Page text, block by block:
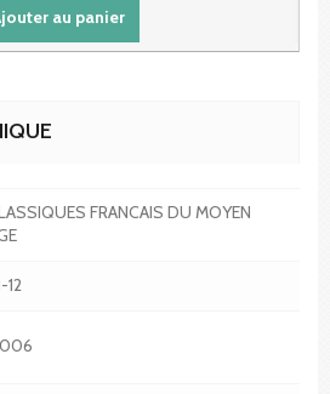
au panier
FRANCAIS DU MOYEN
12